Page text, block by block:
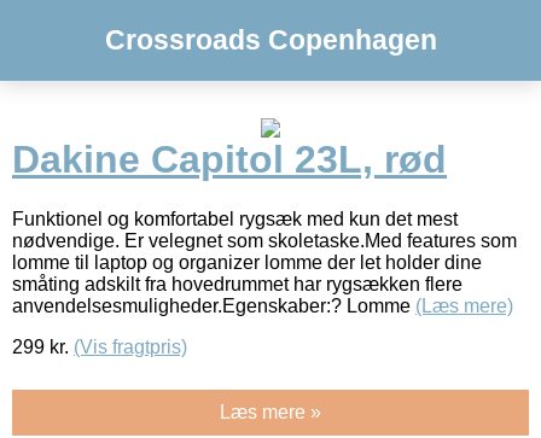
Crossroads Copenhagen
Dakine Capitol 23L, rød
Funktionel og komfortabel rygsæk med kun det mest
nødvendige. Er velegnet som skoletaske.Med features som
lomme til laptop og organizer lomme der let holder dine
småting adskilt fra hovedrummet har rygsækken flere
anvendelsesmuligheder.Egenskaber:? Lomme (Læs mere)
299 kr. (Vis fragtpris)
Læs mere »